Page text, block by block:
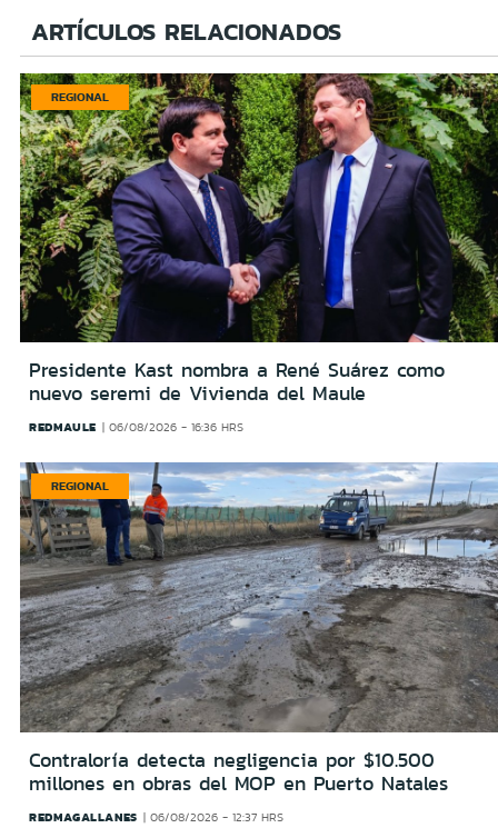
ARTÍCULOS RELACIONADOS
REGIONAL
Presidente Kast nombra a René Suárez como
nuevo seremi de Vivienda del Maule
REDMAULE 06/08/2026 - 16:36 HRS
REGIONAL
Contraloría detecta negligencia por $10.500
millones en obras del MOP en Puerto Natales
REDMAGALLANES 06/08/2026 - 12:37 HRS